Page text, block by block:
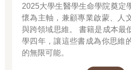
要把誰比下去，更不需要賺到一億日圓
只要改變心的立足點，你就能得到一個
難得有緣，你拿起了這本書，我就希望
幸福人生」。希望你能揮別「每天總在
他人比較，活得小心翼翼又膽戰心驚」
2025大學生醫學生命學院奠定
懷為主軸，兼顧專業啟蒙、人
與跨領域思維。 書籍是成本最
學四年，讓這些書成為你思維
的無限可能。